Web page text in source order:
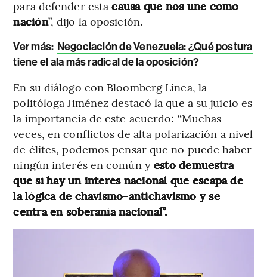
para defender estacausa que nos une como
nación”, dijo la oposición.
Ver más: Negociación de Venezuela: ¿Qué postura
tiene el ala más radical de la oposición?
En su diálogo con Bloomberg Línea, la
politóloga Jiménez destacó la que a su juicio es
la importancia de este acuerdo: “Muchas
veces, en conflictos de alta polarización a nivel
de élites, podemos pensar que no puede haber
ningún interés en común y esto demuestra
que sí hay un interés nacional que escapa de
la lógica de chavismo-antichavismo y se
centra en soberanía nacional”.